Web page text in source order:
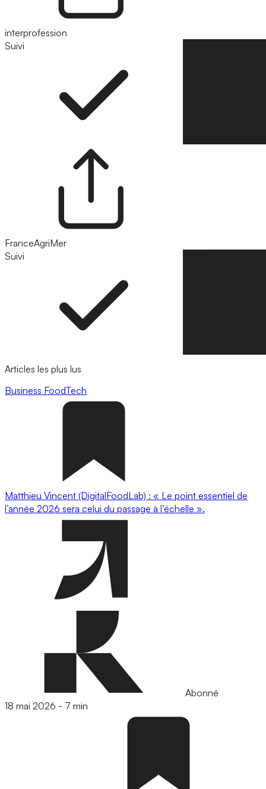
interprofession
Suivi
FranceAgriMer
Suivi
Articles les plus lus
Business FoodTech
Matthieu Vincent (DigitalFoodLab) : « Le point essentiel de
l’année 2026 sera celui du passage à l’échelle ».
Abonné
18 mai 2026 - 7 min